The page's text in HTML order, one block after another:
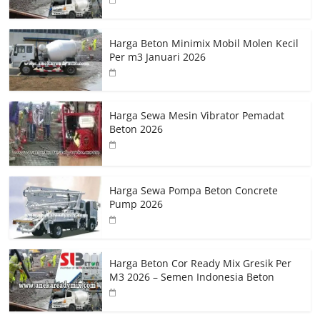
Harga Beton Minimix Mobil Molen Kecil
Per m3 Januari 2026
Harga Sewa Mesin Vibrator Pemadat
Beton 2026
Harga Sewa Pompa Beton Concrete
Pump 2026
Harga Beton Cor Ready Mix Gresik Per
M3 2026 – Semen Indonesia Beton